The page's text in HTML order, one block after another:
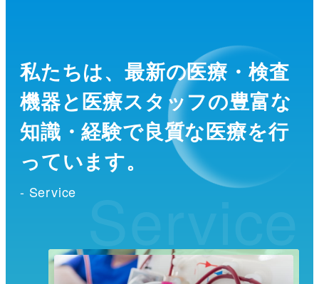
私たちは、最新の医療・検査
機器と医療スタッフの豊富な
知識・経験で良質な医療を行
っています。
- Service Service